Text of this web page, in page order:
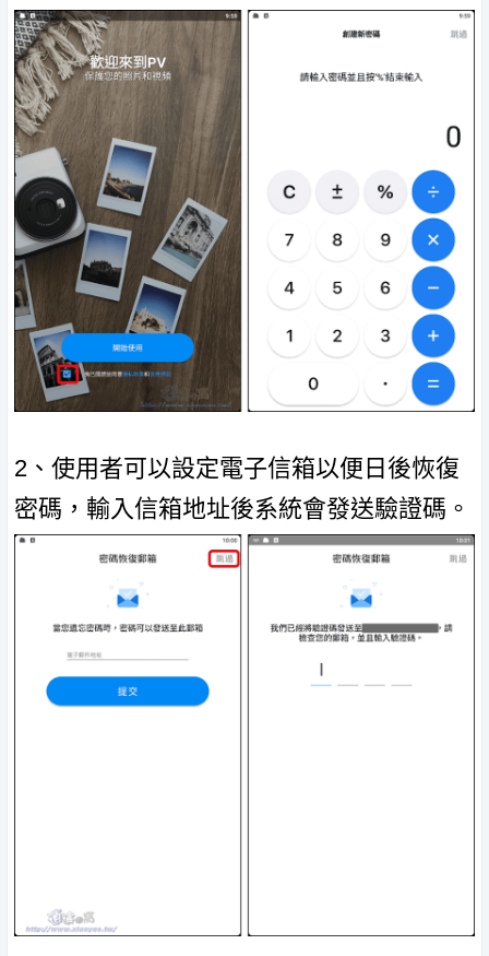
2、使用者可以設定電子信箱以便日後恢復
密碼，輸入信箱地址後系統會發送驗證碼。